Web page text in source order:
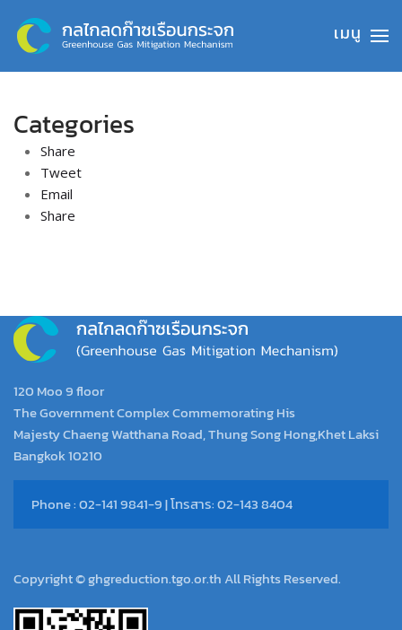
Skip to main content
Categories
Share
Tweet
Email
Share
120 Moo 9 floor
The Government Complex Commemorating His
Majesty Chaeng Watthana Road, Thung Song Hong,Khet Laksi
Bangkok 10210
Phone : 02-141 9841-9 | โทรสาร: 02-143 8404
Copyright © ghgreduction.tgo.or.th All Rights Reserved.